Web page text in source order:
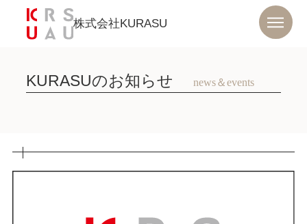
株式会社KURASU
KURASUのお知らせ news＆events